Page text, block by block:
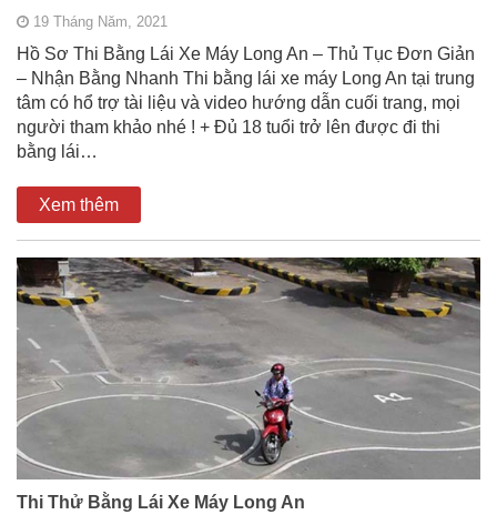
19 Tháng Năm, 2021
Hồ Sơ Thi Bằng Lái Xe Máy Long An – Thủ Tục Đơn Giản
– Nhận Bằng Nhanh Thi bằng lái xe máy Long An tại trung
tâm có hổ trợ tài liệu và video hướng dẫn cuối trang, mọi
người tham khảo nhé ! + Đủ 18 tuổi trở lên được đi thi
bằng lái…
Xem thêm
Thi Thử Bằng Lái Xe Máy Long An